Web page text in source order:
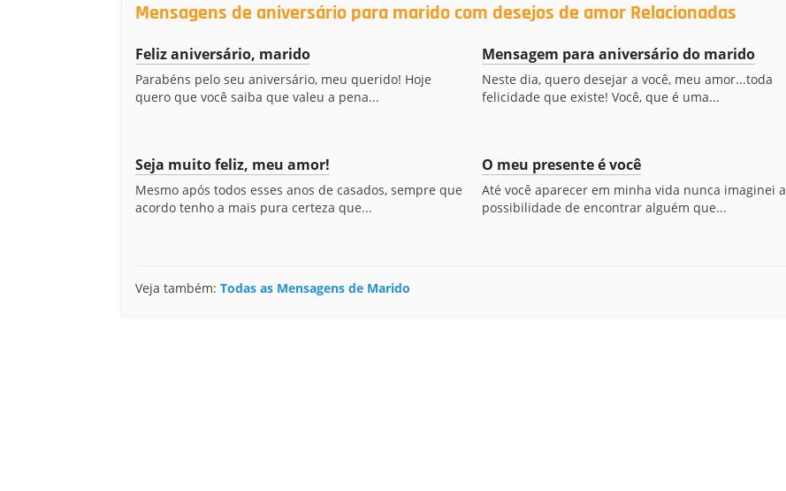
Mensagens de aniversário para marido com desejos de amor Relacionadas
Feliz aniversário, marido
Parabéns pelo seu aniversário, meu querido! Hoje
quero que você saiba que valeu a pena...
Mensagem para aniversário do marido
Neste dia, quero desejar a você, meu amor...toda
felicidade que existe! Você, que é uma...
Seja muito feliz, meu amor!
Mesmo após todos esses anos de casados, sempre que
acordo tenho a mais pura certeza que...
O meu presente é você
Até você aparecer em minha vida nunca imaginei a
possibilidade de encontrar alguém que...
Veja também: Todas as Mensagens de Marido